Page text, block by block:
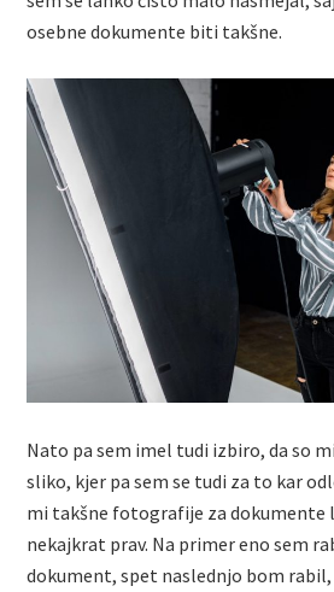
osebne dokumente biti takšne.
Nato pa sem imel tudi izbiro, da so
sliko, kjer pa sem se tudi za to kar
mi takšne fotografije za dokumente
nekajkrat prav. Na primer eno sem
dokument, spet naslednjo bom